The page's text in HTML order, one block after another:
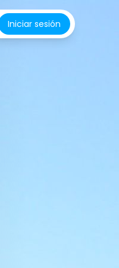
Iniciar sesión